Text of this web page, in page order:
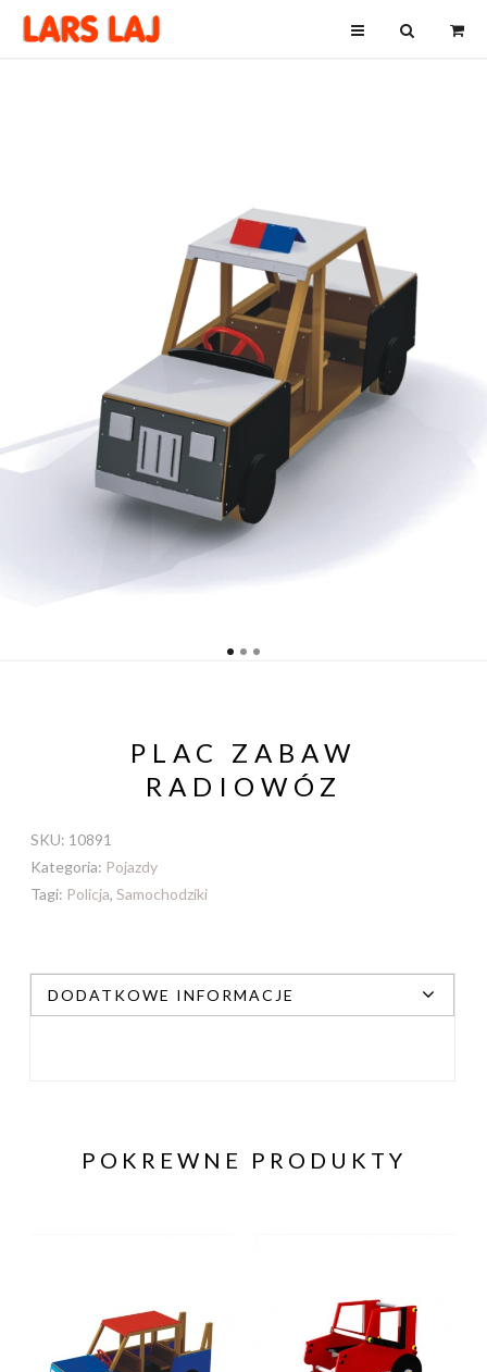
PLAC ZABAW
RADIOWÓZ
SKU: 10891
Kategoria: Pojazdy
Tagi: Policja, Samochodziki
DODATKOWE INFORMACJE
POKREWNE PRODUKTY